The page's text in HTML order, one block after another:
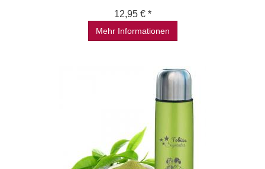
12,95 € *
Mehr Informationen